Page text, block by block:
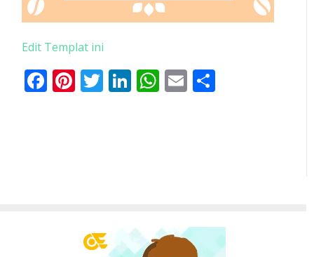
Edit Templat ini
Facebook
Pinterest
Twitter
LinkedIn
WhatsApp
Email